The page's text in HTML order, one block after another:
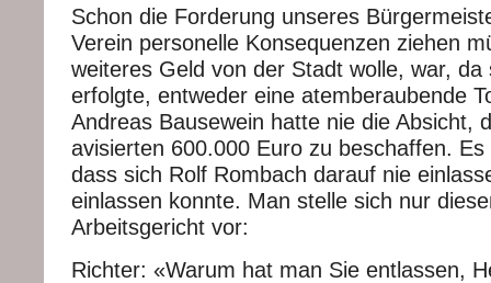
Schon die Forderung unseres
Verein personelle Konsequenzen ziehen
weiteres Geld von der Stadt wolle, war, da
erfolgte, entweder eine atemberaubende
Andreas Bausewein hatte nie die Absicht,
avisierten 600.000 Euro zu beschaffen.
dass sich Rolf Rombach darauf nie
einlassen konnte. Man stelle sich nur
Arbeitsgericht vor:
Richter: «Warum hat man Sie entlassen,